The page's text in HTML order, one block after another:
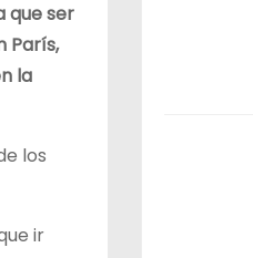
que ser
París,
la
los
ir